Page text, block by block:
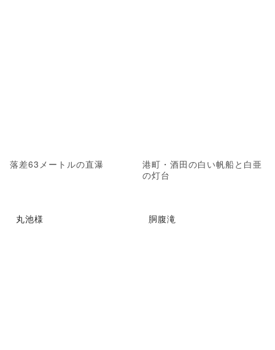
落差63メートルの直瀑
港町・酒田の白い帆船と白亜
の灯台
丸池様 胴腹滝